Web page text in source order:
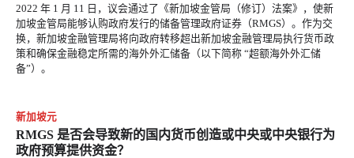
2022 年 1 月 11 日，议会通过了《新加坡金管局（修订）法案》，使新
加坡金管局能够认购政府发行的储备管理政府证券（RMGS）。作为交
换，新加坡金融管理局将向政府转移超出新加坡金融管理局执行货币政
策和确保金融稳定所需的海外外汇储备（以下简称 “超额海外外汇储
备”）。
新加坡元
RMGS 是否会导致新的国内货币创造或中央或中央银行为
政府预算提供资金？